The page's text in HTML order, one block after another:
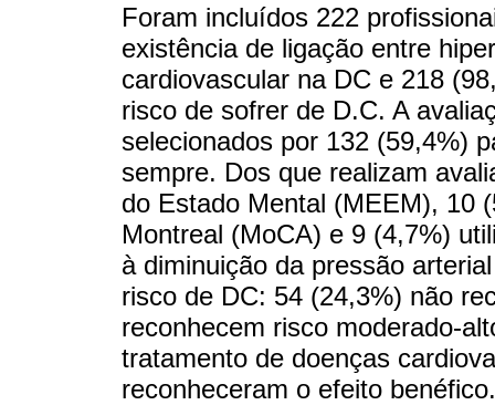
Foram incluídos 222
existência de ligação entre
cardiovascular na DC e 218
risco de sofrer de D.C. A
selecionados por 132 (59,4%)
sempre. Dos que realizam
do Estado Mental (MEEM), 10
Montreal (MoCA) e 9 (4,7%)
à diminuição da pressão
risco de DC: 54 (24,3%) não
reconhecem risco moderado-
tratamento de doenças
reconheceram o efeito benéfico.